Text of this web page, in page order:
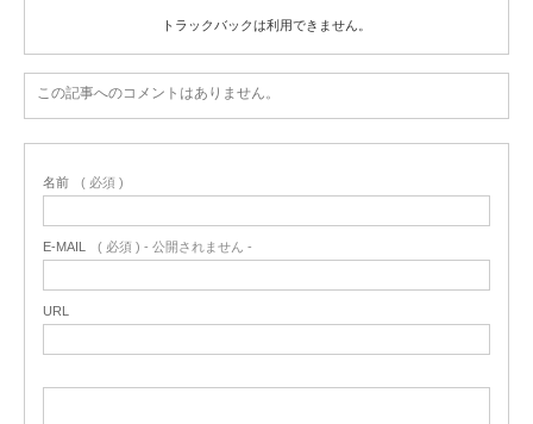
トラックバックは利用できません。
この記事へのコメントはありません。
名前 ( 必須 )
E-MAIL ( 必須 ) - 公開されません -
URL